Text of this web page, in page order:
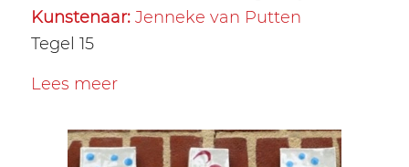
Kunstenaar: Jenneke van Putten
Tegel 15
Lees meer